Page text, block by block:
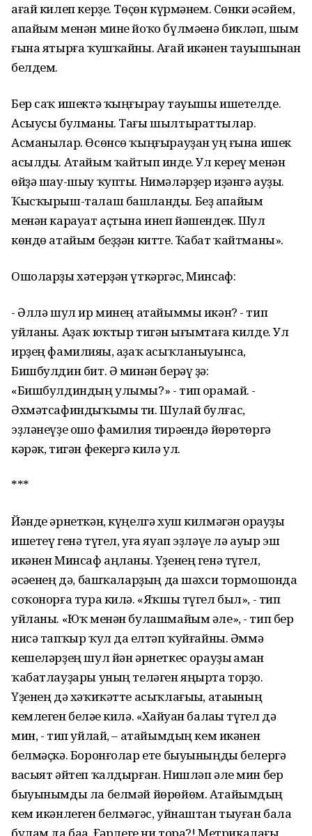
ағай килеп керҙе. Төҫөн күрмәнем. Сөнки әсәйем,
апайым менән мине йоҡо бүлмәһенә бикләп, шым
ғына ятырға ҡушҡайны. Ағай икәнен тауышынан
белдем.
Бер саҡ ишектә ҡыңғырау тауышы ишетелде.
Асыусы булманы. Тағы шылтыраттылар.
Асманылар. Өсөнсө ҡыңғырауҙан һуң ғына ишек
асылды. Атайым ҡайтып инде. Ул кереү менән
өйҙә шау-шыу ҡупты. Нимәләрҙер иҙәнгә ауҙы.
Ҡысҡырыш-талаш башланды. Беҙ апайым
менән карауат аҫтына инеп йәшендек. Шул
көндө атайым беҙҙән китте. Ҡабат ҡайтманы».
Ошоларҙы хәтерҙән үткәргәс, Минсаф:
- Әллә шул ир минең атайыммы икән? - тип
уйланы. Аҙаҡ юҡтыр тигән һығымтаға килде. Ул
ирҙең фамилияһы, аҙаҡ асыҡланыуынса,
Бишбулдин бит. Ә минән берәү ҙә:
«Бишбулдиндың улымы?» - тип һорамай. -
Әхмәтсафиндыҡымы ти. Шулай булғас,
эҙләнеүҙе ошо фамилия тирәһендә йөрөтөргә
кәрәк, тигән фекергә килә ул.
***
Йәнде әрнеткән, күңелгә хуш килмәгән һорауҙы
ишетеү генә түгел, уға яуап эҙләүе лә ауыр эш
икәнен Минсаф аңланы. Үҙенең генә түгел,
әсәһенең дә, башҡаларҙың да шәхси тормошонда
соҡонорға тура килә. «Яҡшы түгел был», - тип
уйланы. «Юҡ менән булашмайым әле», - тип бер
нисә тапҡыр ҡул да һелтәп ҡуйғайны. Әммә
кешеләрҙең шул йән әрнеткес һорауҙы һаман
ҡабатлауҙары уның теләген яңырта торҙо.
Үҙенең дә хәҡиҡәтте асыҡлағыһы, атаһының
кемлеген беләһе килә. «Хайуан балаһы түгел дә
мин, - тип уйлай, – атайымдың кем икәнен
белмәҫкә. Боронғолар ете быуыныңды белергә
васыят әйтеп ҡалдырған. Нишләп әле мин бер
быуынымды ла белмәй йөрөйөм. Атайымдың
кем икәнлеген белмәгәс, уйнаштан тыуған бала